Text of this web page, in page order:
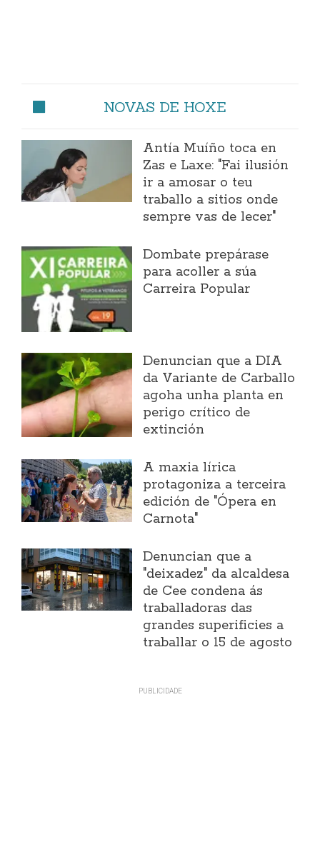
NOVAS DE HOXE
Antía Muíño toca en
Zas e Laxe: "Fai ilusión
ir a amosar o teu
traballo a sitios onde
sempre vas de lecer"
Dombate prepárase
para acoller a súa
Carreira Popular
Denuncian que a DIA
da Variante de Carballo
agoha unha planta en
perigo crítico de
extinción
A maxia lírica
protagoniza a terceira
edición de "Ópera en
Carnota"
Denuncian que a
"deixadez" da alcaldesa
de Cee condena ás
traballadoras das
grandes superificies a
traballar o 15 de agosto